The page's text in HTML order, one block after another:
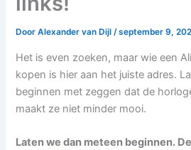
DoorAlexander van Dijl/september 9,
Het is even zoeken, maar wie een
kopen is hier aan het juiste adres.
beginnen met zeggen dat de
maakt ze niet minder mooi.
Laten we dan meteen beginnen.